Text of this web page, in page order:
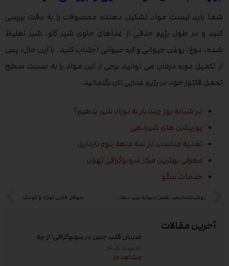
آخرین مقالات
ضربان قلب جنین در سونوگرافی؛ از چه
هفته‌ای دیده می‌شود؟
۱۴ مرداد ۱۴۰۵
مشاهده
شما باید لیست مواد تشکیل دهنده محصولات را به دقت بررسی
کنید و در طول رژِیم حذفی از غذاهای حاوی شیر گاو، شیر تغلیظ
شده، دوغ، روغن حیوانی و کره حیوانی اجتناب کنید. با این حال، پس
از تکمیل دوره درمان می توانید برخی از این مواد را به نسبت سطح
تحمل لاکتوز خود در رژیم غذایی تان بگنجانید.
در شبانه روز چند بار به نوزاد شیر بدهیم؟
پوزیشن های شیردهی
تغذیه مناسب در سه ماهه دوم بارداری
معرفی بهترین مرکز سونوگرافی تهران
خدمات سئو
روش تشخیص نقص دیواره بین دهلیزی سوفل قلبی نوزاد و کودک